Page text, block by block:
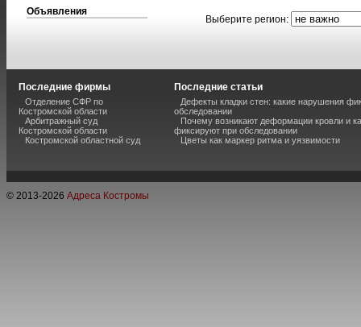
Объявления
Выберите регион:
Последние фирмы
Отделение СФР по
Костромской области
Арбитражный суд
Костромской области
Костромской областной суд
Последние статьи
Дефекты кладки стен: какие нарушения
обследовании
Почему возникают деформации кровли и
фиксируют при обследовании
Цветы как маркер ритма и уязвимости
© 2013-2026 Адреса Костромы